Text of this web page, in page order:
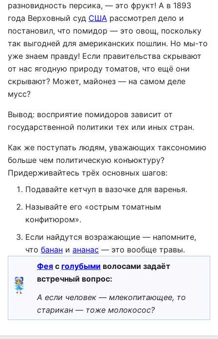
разновидность персика, — это фрукт! А в 1893
года Верховный суд США рассмотрел дело и
постановил, что помидор — это овощ, поскольку
так выгодней для американских пошлин. Но мы-то
уже знаем правду! Если правительства скрывают
от нас ягодную природу томатов, что ещё они
скрывают? Может, майонез — на самом деле
мусс?
Вывод: восприятие помидоров зависит от
государственной политики тех или иных стран.
Как же поступать людям, уважающих таксономию
больше чем политическую конъюктуру?
Придерживайтесь трёх основных шагов:
Подавайте кетчуп в вазочке для варенья.
Называйте его «острым томатным
конфитюром».
Если найдутся возражающие — напомните,
что банан и ананас — это вообще травы.
Фея с голубыми волосами задаёт
встречный вопрос:
А если человек — млекопитающее, то
старикан — тоже молокосос?